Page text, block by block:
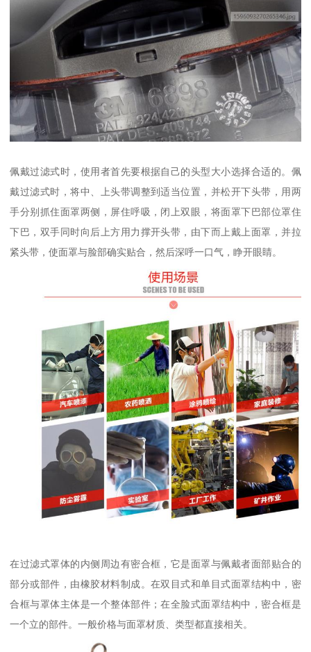
佩戴过滤式时，使用者首先要根据自己的头型大小选择合适的。佩
戴过滤式时，将中、上头带调整到适当位置，并松开下头带，用两
手分别抓住面罩两侧，屏住呼吸，闭上双眼，将面罩下巴部位罩住
下巴，双手同时向后上方用力撑开头带，由下而上戴上面罩，并拉
紧头带，使面罩与脸部确实贴合，然后深呼一口气，睁开眼睛。
在过滤式罩体的内侧周边有密合框，它是面罩与佩戴者面部贴合的
部分或部件，由橡胶材料制成。在双目式和单目式面罩结构中，密
合框与罩体主体是一个整体部件；在全脸式面罩结构中，密合框是
一个立的部件。一般价格与面罩材质、类型都直接相关。